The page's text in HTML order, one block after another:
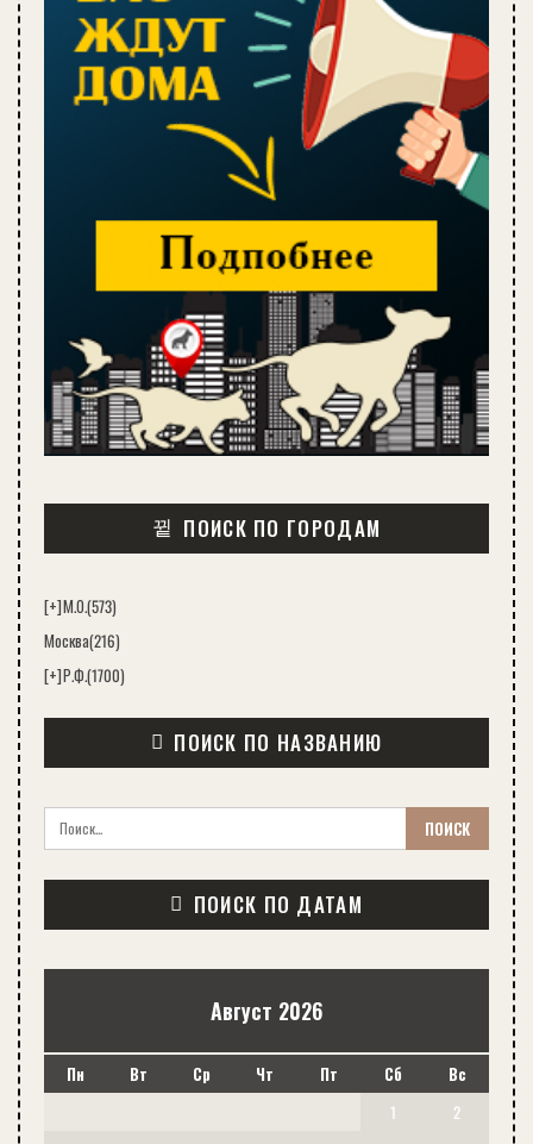
ПОИСК ПО ГОРОДАМ
[+]М.О.(573)
Москва(216)
[+]Р.Ф.(1700)
ПОИСК ПО НАЗВАНИЮ
ПОИСК ПО ДАТАМ
Август 2026
Пн Вт Ср Чт Пт Сб
Вс
1
2